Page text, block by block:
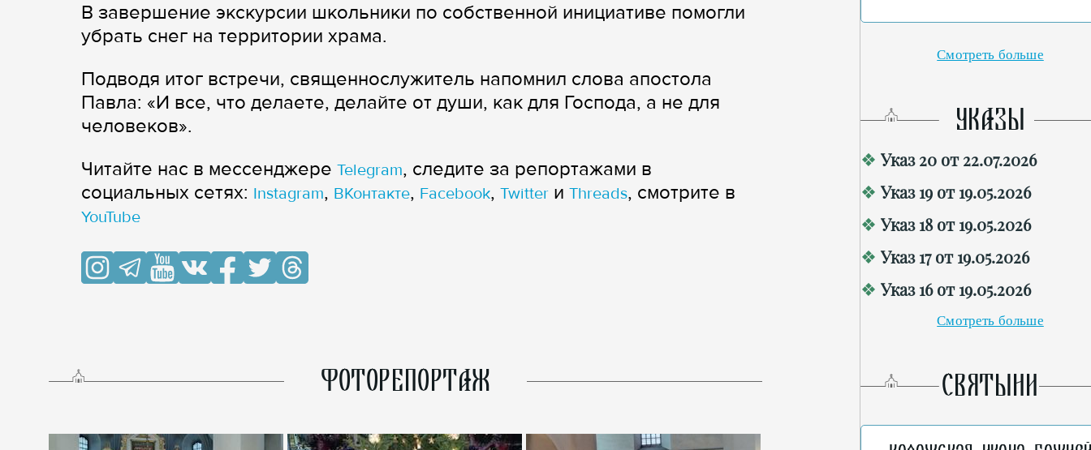
В завершение экскурсии школьники по собственной инициативе помогли
убрать снег на территории храма.
Подводя итог встречи, священнослужитель напомнил слова апостола
Павла: «И все, что делаете, делайте от души, как для Господа, а не для
человеков».
Читайте нас в мессенджере Telegram, следите за репортажами в
cоциальных сетях: Instagram, ВКонтакте, Facebook, Twitter и Threads, смотрите в
YouTube
ФОТОРЕПОРТАЖ
Смотреть больше
УКАЗЫ
Указ 20 от 22.07.2026
Указ 19 от 19.05.2026
Указ 18 от 19.05.2026
Указ 17 от 19.05.2026
Указ 16 от 19.05.2026
Смотреть больше
СВЯТЫНИ